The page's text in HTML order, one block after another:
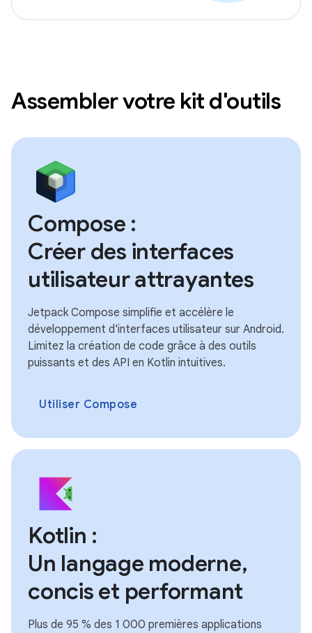
Assembler votre kit d'outils
Compose :
Créer des interfaces
utilisateur attrayantes
Jetpack Compose simplifie et accélère le
développement d'interfaces utilisateur sur Android.
Limitez la création de code grâce à des outils
puissants et des API en Kotlin intuitives.
Utiliser Compose
Kotlin :
Un langage moderne,
concis et performant
Plus de 95 % des 1 000 premières applications